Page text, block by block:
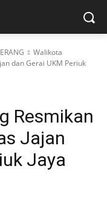
Walikota
dan Gerai UKM Periuk
Resmikan
Jajan
Jaya